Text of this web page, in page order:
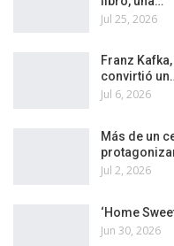
Jul 25, 2026
Franz
convirtió
Jul 6, 2026
Más de un
Jul 2, 2026
‘Home
Jun 30, 2026